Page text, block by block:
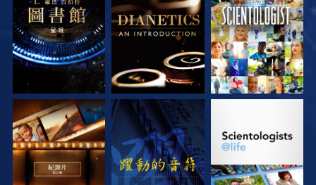
探索系列節目 觀看 探索系列節目